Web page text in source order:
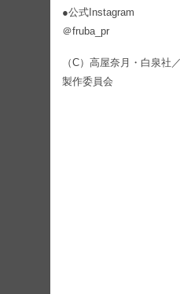
●公式Instagram
＠fruba_pr
（C）高屋奈月・白泉社
製作委員会